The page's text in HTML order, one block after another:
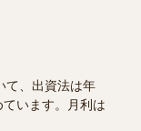
て、出資法は年
います。月利は